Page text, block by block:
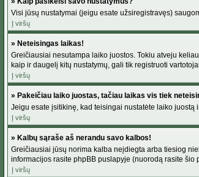
Visi jūsų nustatymai (jeigu esate užsiregistravęs)
Į viršų
» Neteisingas laikas!
Greičiausiai nesutampa laiko juostos. Tokiu atveju
kaip ir daugelį kitų nustatymų, gali tik registruoti
Į viršų
» Pakeičiau laiko juostas, tačiau laikas vis tiek
Jeigu esate įsitikinę, kad teisingai nustatėte laiko
Į viršų
» Kalbų sąraše aš nerandu savo kalbos!
Greičiausiai jūsų norima kalba neįdiegta arba tiesiog
informacijos rasite phpBB puslapyje (nuorodą rasite šio
Į viršų